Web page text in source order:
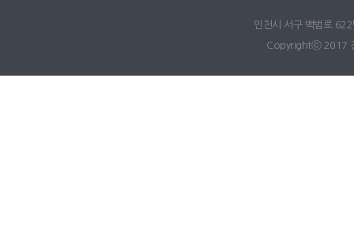
인천시 서구 백범로
Copyrightⓒ 2017